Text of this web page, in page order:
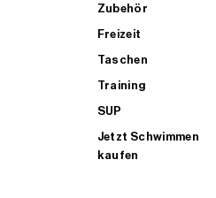
Zubehör
Freizeit
Taschen
Training
SUP
Jetzt Schwimmen
kaufen